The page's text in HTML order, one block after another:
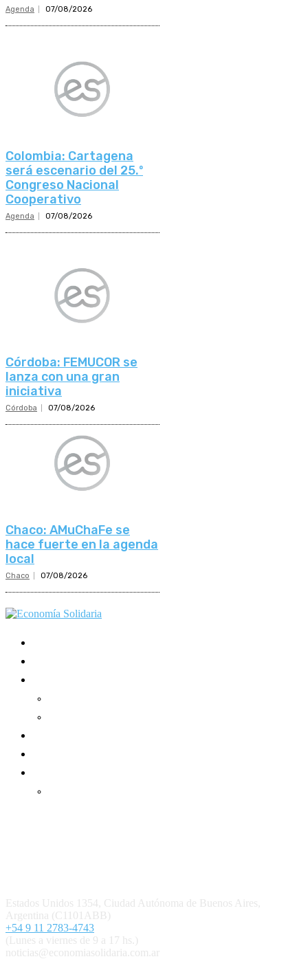
Agenda 07/08/2026
Colombia: Cartagena
será escenario del 25.º
Congreso Nacional
Cooperativo
Agenda 07/08/2026
Córdoba: FEMUCOR se
lanza con una gran
iniciativa
Córdoba 07/08/2026
Chaco: AMuChaFe se
hace fuerte en la agenda
local
Chaco 07/08/2026
Estados Unidos 1354, Ciudad Autónoma de Buenos Aires,
Argentina (C1101ABB)
+54 9 11 2783-4743
(Lunes a viernes de 9 a 17 hs.)
noticias@economiasolidaria.com.ar